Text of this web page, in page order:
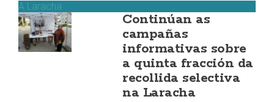
A Laracha
Continúan as
campañas
informativas sobre
a quinta fracción da
recollida selectiva
na Laracha